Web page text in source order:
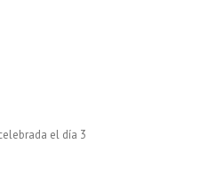
el día 3